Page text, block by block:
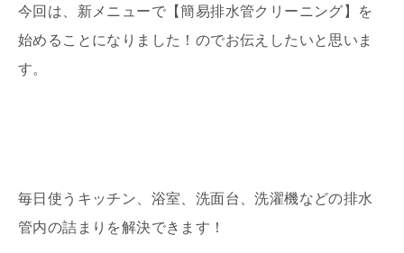
今回は、新メニューで【簡易排水管クリーニング】を
始めることになりました！のでお伝えしたいと思いま
す。
毎日使うキッチン、浴室、洗面台、洗濯機などの排水
管内の詰まりを解決できます！